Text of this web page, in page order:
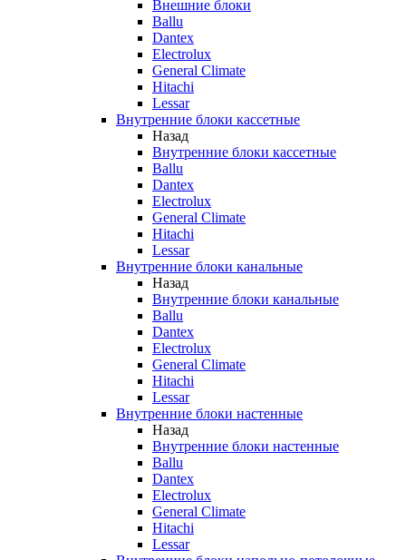
Внешние блоки
Ballu
Dantex
Electrolux
General Climate
Hitachi
Lessar
Внутренние блоки кассетные
Назад
Внутренние блоки кассетные
Ballu
Dantex
Electrolux
General Climate
Hitachi
Lessar
Внутренние блоки канальные
Назад
Внутренние блоки канальные
Ballu
Dantex
Electrolux
General Climate
Hitachi
Lessar
Внутренние блоки настенные
Назад
Внутренние блоки настенные
Ballu
Dantex
Electrolux
General Climate
Hitachi
Lessar